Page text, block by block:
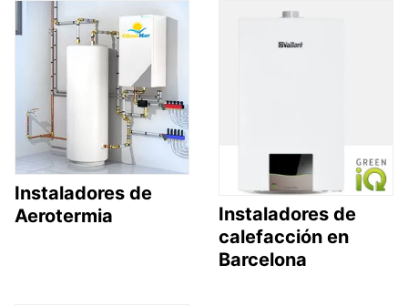
Instaladores de
Aerotermia
Instaladores de
calefacción en
Barcelona